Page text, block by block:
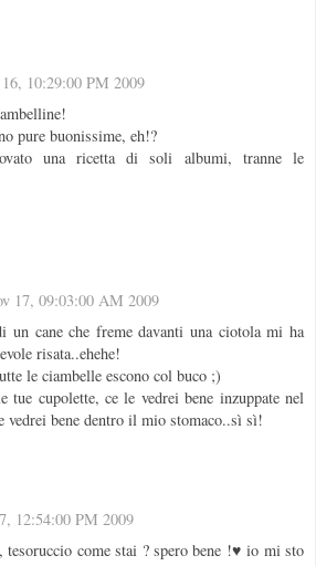
10:29:00 PM 2009
pure buonissime, eh!?
una ricetta di soli albumi, tranne le
17, 09:03:00 AM 2009
un cane che freme davanti una ciotola mi ha
risata..ehehe!
le ciambelle escono col buco ;)
tue cupolette, ce le vedrei bene inzuppate nel
vedrei bene dentro il mio stomaco..sì sì!
12:54:00 PM 2009
come stai ? spero bene !♥ io mi sto